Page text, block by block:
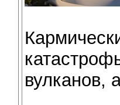
вулканов,